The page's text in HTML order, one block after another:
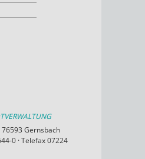
76593 Gernsbach
0 · Telefax 07224